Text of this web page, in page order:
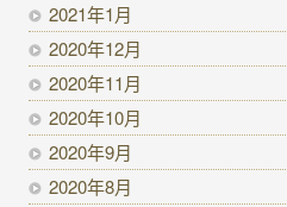
2021年1月
2020年12月
2020年11月
2020年10月
2020年9月
2020年8月